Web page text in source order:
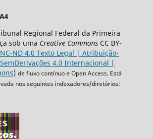
Regional Federal da Primeira
sob uma Creative CommonsCC BY-
NC-ND 4.0 Texto Legal | Atribuição-
4.0 Internacional |
) de fluxo contínuo e Open Access. Está
nos seguintes indexadores/diretórios: